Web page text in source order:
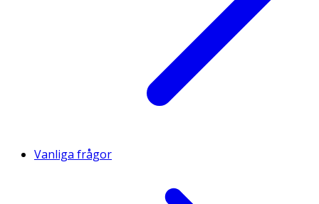
Vanliga frågor